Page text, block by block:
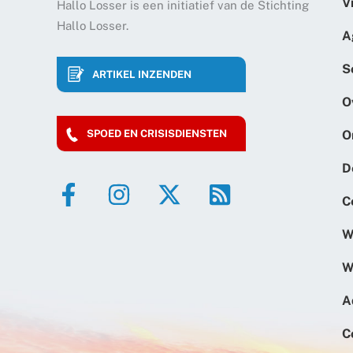
Hallo Losser is een initiatief van de Stichting
Hallo Losser.
ARTIKEL INZENDEN
SPOED EN CRISISDIENSTEN